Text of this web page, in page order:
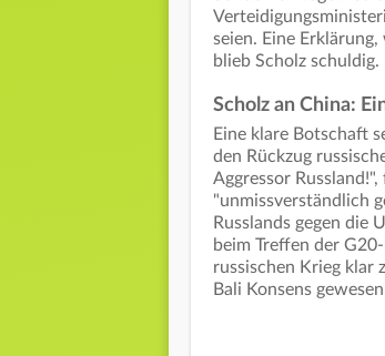
seien. Eine
blieb Scholz schuldig.
Scholz an China:
Eine klare Botschaft
den Rückzug
Aggressor
"unmissverständlich
Russlands gegen die
beim Treffen der
russischen Krieg klar
Bali Konsens